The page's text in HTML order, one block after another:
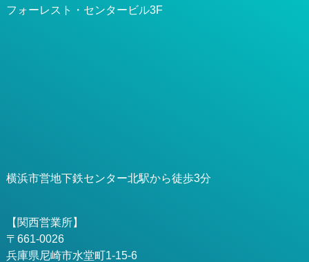
フォーレスト・センタービル3F
横浜市営地下鉄センター北駅から徒歩3分
【関西営業所】
〒661-0026
兵庫県尼崎市水堂町1-15-6